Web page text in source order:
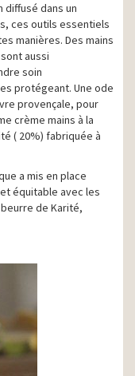
diffusé dans un
ces outils essentiels
manières. Des mains
aussi
soin
protégeant. Une ode
provençale, pour
crème mains à la
( 20%) fabriquée à
a mis en place
équitable avec les
de Karité,